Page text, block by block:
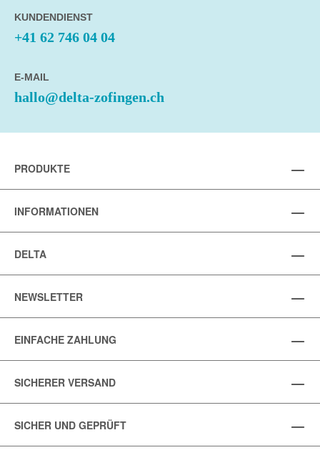
KUNDENDIENST
+41 62 746 04 04
E-MAIL
hallo@delta-zofingen.ch
PRODUKTE
INFORMATIONEN
DELTA
NEWSLETTER
EINFACHE ZAHLUNG
SICHERER VERSAND
SICHER UND GEPRÜFT